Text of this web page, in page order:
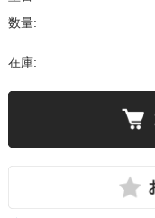
数量:
在庫: